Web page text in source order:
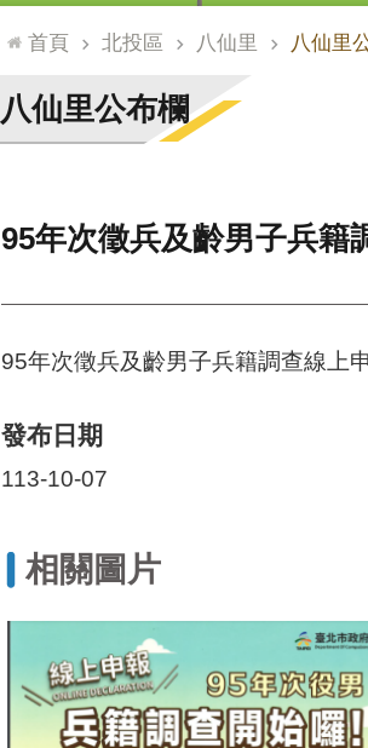
::: 首頁 北投區 八仙里 八仙里
八仙里公布欄
95年次徵兵及齡男子兵籍
95年次徵兵及齡男子兵籍調查線上
發布日期
113-10-07
相關圖片